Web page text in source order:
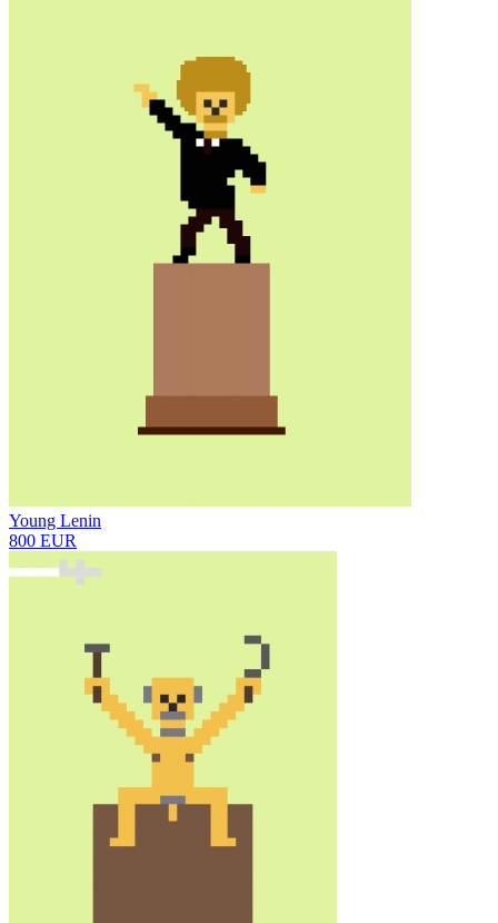
Young Lenin
800 EUR